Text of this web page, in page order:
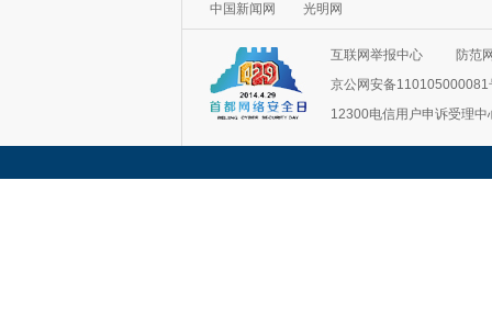
中国新闻网
光明网
互联网举报中心
防范
京公网安备110105000081
12300电信用户申诉受理中